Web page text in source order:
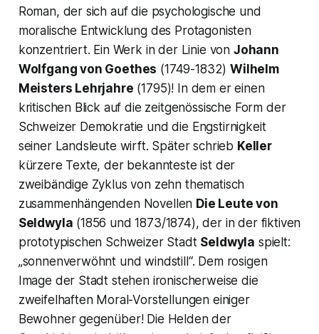
Roman, der sich auf die psychologische und
moralische Entwicklung des Protagonisten
konzentriert. Ein Werk in der Linie von Johann
Wolfgang von Goethes (1749-1832)Wilhelm
Meisters Lehrjahre (1795)! In dem er einen
kritischen Blick auf die zeitgenössische Form der
Schweizer Demokratie und die Engstirnigkeit
seiner Landsleute wirft. Später schrieb Keller
kürzere Texte, der bekannteste ist der
zweibändige Zyklus von zehn thematisch
zusammenhängenden Novellen Die Leute von
Seldwyla (1856 und 1873/1874), der in der fiktiven
prototypischen Schweizer Stadt Seldwyla spielt:
„sonnenverwöhnt und windstill“. Dem rosigen
Image der Stadt stehen ironischerweise die
zweifelhaften Moral-Vorstellungen einiger
Bewohner gegenüber! Die Helden der